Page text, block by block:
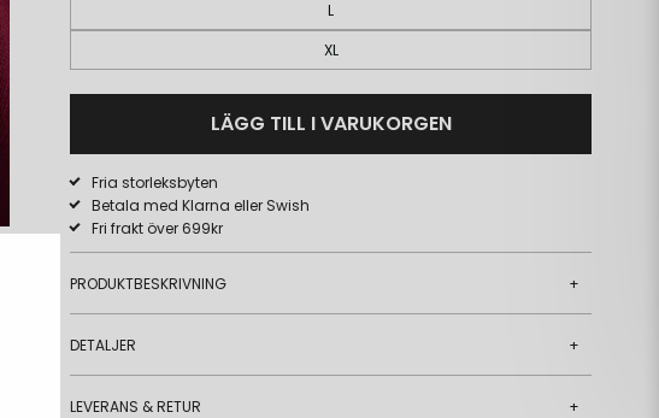
L
XL
LÄGG TILL I VARUKORGEN
Fria storleksbyten
Betala med Klarna eller Swish
Fri frakt över 699kr
PRODUKTBESKRIVNING +
DETALJER +
LEVERANS & RETUR +